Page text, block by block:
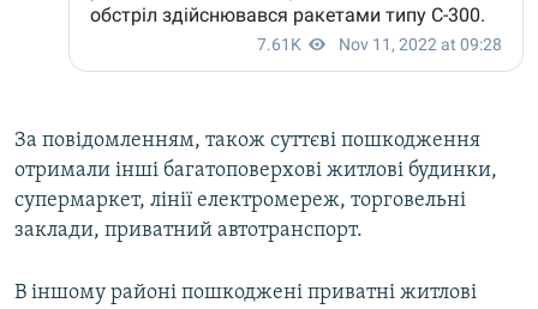
За повідомленням, також суттєві пошкодження
отримали інші багатоповерхові житлові будинки,
супермаркет, лінії електромереж, торговельні
заклади, приватний автотранспорт.
В іншому районі пошкоджені приватні житлові